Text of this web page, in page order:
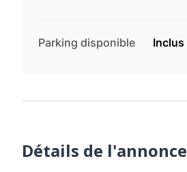
Parking disponible Inclus
Détails de l'annonce